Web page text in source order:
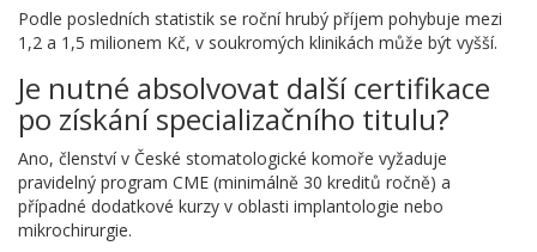
Podle posledních statistik se roční hrubý příjem pohybuje mezi
1,2 a 1,5 milionem Kč, v soukromých klinikách může být vyšší.
Je nutné absolvovat další certifikace
po získání specializačního titulu?
Ano, členství v České stomatologické komoře vyžaduje
pravidelný program CME (minimálně 30 kreditů ročně) a
případné dodatkové kurzy v oblasti implantologie nebo
mikrochirurgie.